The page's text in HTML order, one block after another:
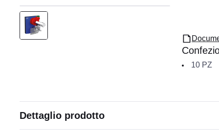
10 PZ
Dettaglio prodotto